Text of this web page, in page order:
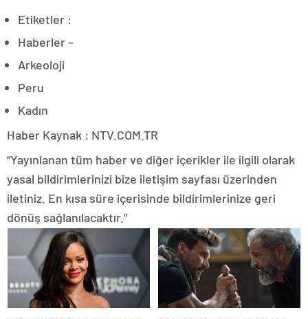
Etiketler :
Haberler –
Arkeoloji
Peru
Kadın
Haber Kaynak : NTV.COM.TR
“Yayınlanan tüm haber ve diğer içerikler ile ilgili olarak
yasal bildirimlerinizi bize iletişim sayfası üzerinden
iletiniz. En kısa süre içerisinde bildirimlerinize geri
dönüş sağlanılacaktır.”